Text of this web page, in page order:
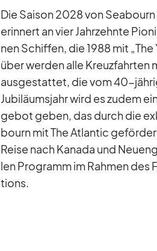
Die Sai­son 2028 von
er­in­nert an vier Jahr­zehnte
nen Schif­fen, die 1988 mit
über wer­den alle Kreuz­fahr­ten
aus­ge­stat­tet, die vom 40-
Ju­bi­lä­ums­jahr wird es zu­dem
ge­bot ge­ben, das durch die
bourn mit The At­lan­tic
Reise nach Ka­nada und
len Pro­gramm im Rah­men
ti­ons.